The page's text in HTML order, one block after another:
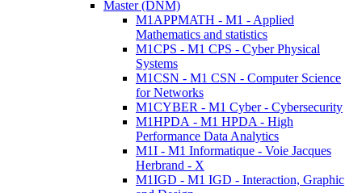
Master (DNM)
M1APPMATH - M1 - Applied
Mathematics and statistics
M1CPS - M1 CPS - Cyber Physical
Systems
M1CSN - M1 CSN - Computer Science
for Networks
M1CYBER - M1 Cyber - Cybersecurity
M1HPDA - M1 HPDA - High
Performance Data Analytics
M1I - M1 Informatique - Voie Jacques
Herbrand - X
M1IGD - M1 IGD - Interaction, Graphic